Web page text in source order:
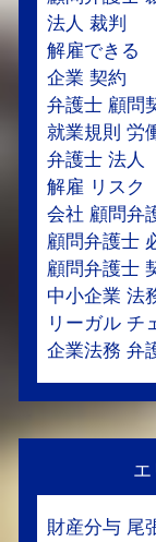
法人 裁判
解雇できる
企業 契約
弁護士 顧問
就業規則 労
弁護士 法人
解雇 リスク
会社 顧問弁
顧問弁護士
顧問弁護士
中小企業 法
リーガル チ
企業法務 弁
エ
財産分与 尾